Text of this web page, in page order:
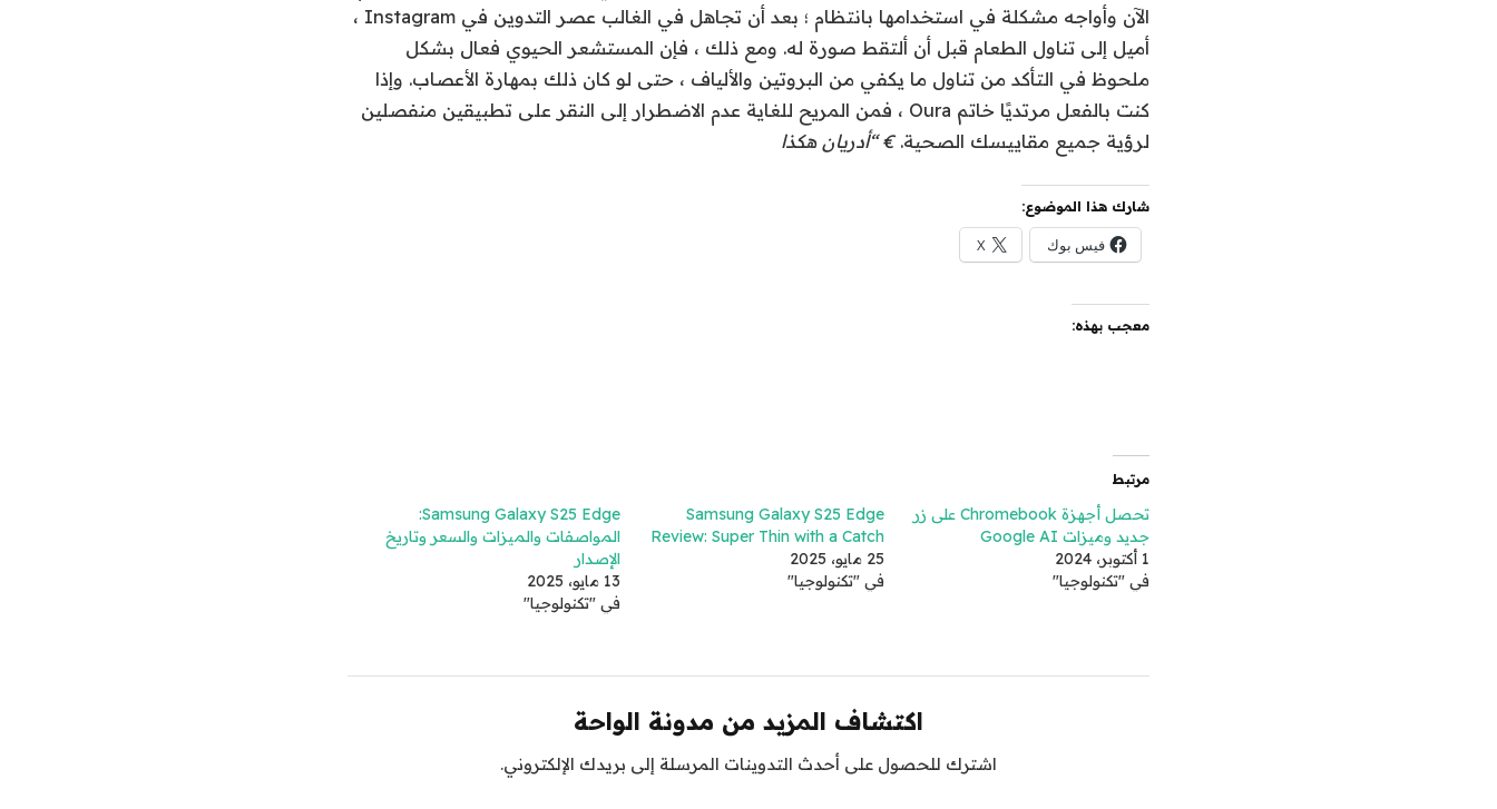
الآن وأواجه مشكلة في استخدامها بانتظام ؛ بعد أن تجاهل في الغالب عصر التدوين في Instagram ،
أميل إلى تناول الطعام قبل أن ألتقط صورة له. ومع ذلك ، فإن المستشعر الحيوي فعال بشكل
ملحوظ في التأكد من تناول ما يكفي من البروتين والألياف ، حتى لو كان ذلك بمهارة الأعصاب. وإذا
كنت بالفعل مرتديًا خاتم Oura ، فمن المريح للغاية عدم الاضطرار إلى النقر على تطبيقين منفصلين
لرؤية جميع مقاييسك الصحية.€ “أدريان هكذا
شارك هذا الموضوع:
فيس بوك X
معجب بهذه:
مرتبط
تحصل أجهزة Chromebook على زر
جديد وميزات Google AI
1 أكتوبر، 2024
في "تكنولوجيا"
Samsung Galaxy S25 Edge
Review: Super Thin with a Catch
25 مايو، 2025
في "تكنولوجيا"
Samsung Galaxy S25 Edge:
المواصفات والميزات والسعر وتاريخ
الإصدار
13 مايو، 2025
في "تكنولوجيا"
اكتشاف المزيد من مدونة الواحة
اشترك للحصول على أحدث التدوينات المرسلة إلى بريدك الإلكتروني.